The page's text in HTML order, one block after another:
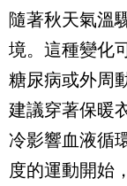
隨著秋天氣溫
境。這種變化
糖尿病或外周
建議穿著保暖
冷影響血液循
度的運動開始